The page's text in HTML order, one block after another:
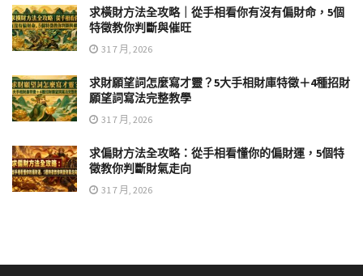
求橫財方法全攻略｜從手相看你有沒有偏財命，5個
特徵教你判斷與催旺
31 7 月, 2026
求財願望詞怎麼寫才靈？5大手相財庫特徵＋4種招財
願望詞寫法完整教學
31 7 月, 2026
求偏財方法全攻略：從手相看懂你的偏財運，5個特
徵教你判斷財氣走向
31 7 月, 2026